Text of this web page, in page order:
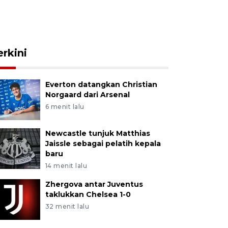
Everton datangkan Christian
Norgaard dari Arsenal
6 menit lalu
Newcastle tunjuk Matthias
Jaissle sebagai pelatih kepala
baru
14 menit lalu
Zhergova antar Juventus
taklukkan Chelsea 1-0
32 menit lalu